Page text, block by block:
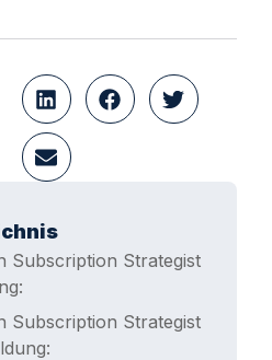
Subscription Strategist
Subscription Strategist